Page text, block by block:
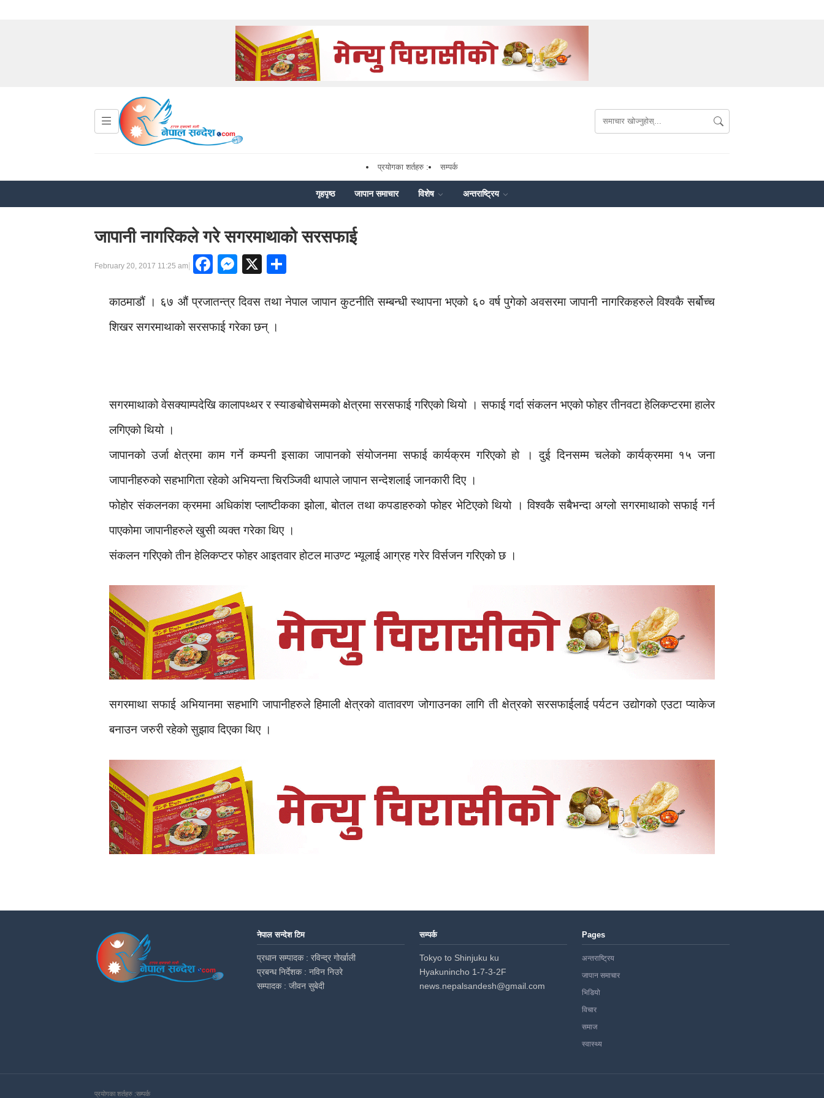
प्रयोगका शर्तहरु : सम्पर्क
गृहपृष्ठ जापान समाचार विशेष अन्तराष्ट्रिय
जापानी नागरिकले गरे सगरमाथाको सरसफाई
February 20, 2017 11:25 am| Facebook
Messenger
X
काठमाडौं । ६७ औं प्रजातन्त्र दिवस तथा नेपाल जापान कुटनीति सम्बन्धी स्थापना भएको ६० वर्ष पुगेको अवसरमा जापानी नागरिकहरुले विश्वकै सर्बोच्च
शिखर सगरमाथाको सरसफाई गरेका छन् ।
सगरमाथाको वेसक्याम्पदेखि कालापथ्थर र स्याङबोचेसम्मको क्षेत्रमा सरसफाई गरिएको थियो । सफाई गर्दा संकलन भएको फोहर तीनवटा हेलिकप्टरमा हालेर
लगिएको थियो ।
जापानको उर्जा क्षेत्रमा काम गर्ने कम्पनी इसाका जापानको संयोजनमा सफाई कार्यक्रम गरिएको हो । दुई दिनसम्म चलेको कार्यक्रममा १५ जना
जापानीहरुको सहभागिता रहेको अभियन्ता चिरञ्जिवी थापाले जापान सन्देशलाई जानकारी दिए ।
फोहोर संकलनका क्रममा अधिकांश प्लाष्टीकका झोला, बोतल तथा कपडाहरुको फोहर भेटिएको थियो । विश्वकै सबैभन्दा अग्लो सगरमाथाको सफाई गर्न
पाएकोमा जापानीहरुले खुसी व्यक्त गरेका थिए ।
संकलन गरिएको तीन हेलिकप्टर फोहर आइतवार होटल माउण्ट भ्यूलाई आग्रह गरेर विर्सजन गरिएको छ ।
सगरमाथा सफाई अभियानमा सहभागि जापानीहरुले हिमाली क्षेत्रको वातावरण जोगाउनका लागि ती क्षेत्रको सरसफाईलाई पर्यटन उद्योगको एउटा प्याकेज
बनाउन जरुरी रहेको सुझाव दिएका थिए ।
नेपाल सन्देश टिम
प्रधान सम्पादक : रविन्द्र गोर्खाली
प्रबन्ध निर्देशक : नविन निउरे
सम्पादक : जीवन सुबेदी
सम्पर्क
Tokyo to Shinjuku ku
Hyakunincho 1-7-3-2F
news.nepalsandesh@gmail.com
Pages
अन्तराष्ट्रिय
जापान समाचार
भिडियो
विचार
समाज
स्वास्थ्य
प्रयोगका शर्तहरु :सम्पर्क